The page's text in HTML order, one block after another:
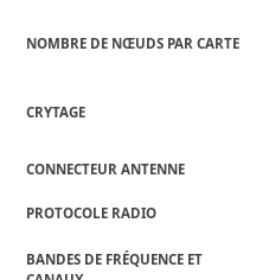
NOMBRE DE NŒUDS PAR CARTE
CRYTAGE
CONNECTEUR ANTENNE
PROTOCOLE RADIO
BANDES DE FRÉQUENCE ET